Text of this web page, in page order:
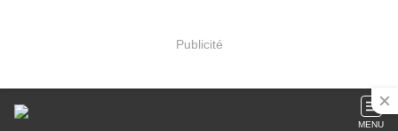
Publicité
MENU